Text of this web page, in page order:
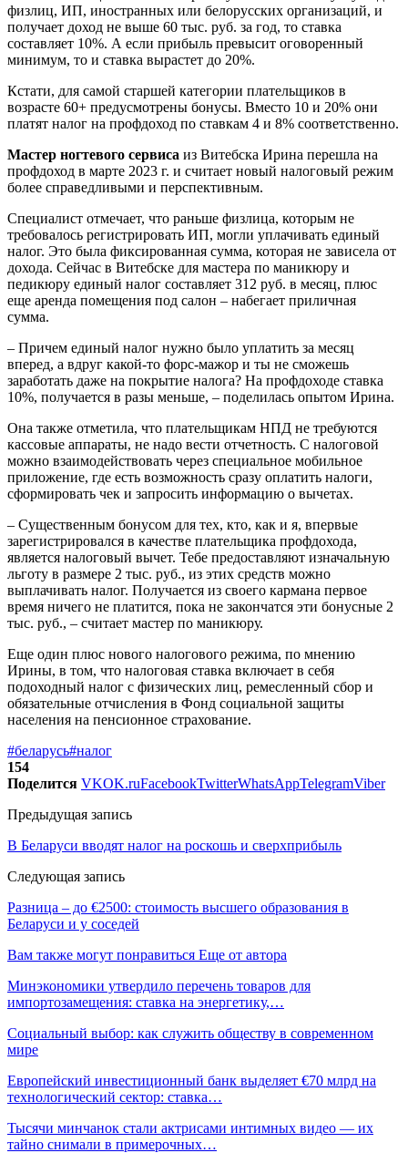
физлиц, ИП, иностранных или белорусских организаций, и
получает доход не выше 60 тыс. руб. за год, то ставка
составляет 10%. А если прибыль превысит оговоренный
минимум, то и ставка вырастет до 20%.
Кстати, для самой старшей категории плательщиков в
возрасте 60+ предусмотрены бонусы. Вместо 10 и 20% они
платят налог на профдоход по ставкам 4 и 8% соответственно.
Мастер ногтевого сервиса из Витебска Ирина перешла на
профдоход в марте 2023 г. и считает новый налоговый режим
более справедливыми и перспективным.
Специалист отмечает, что раньше физлица, которым не
требовалось регистрировать ИП, могли уплачивать единый
налог. Это была фиксированная сумма, которая не зависела от
дохода. Сейчас в Витебске для мастера по маникюру и
педикюру единый налог составляет 312 руб. в месяц, плюс
еще аренда помещения под салон – набегает приличная
сумма.
– Причем единый налог нужно было уплатить за месяц
вперед, а вдруг какой-то форс-мажор и ты не сможешь
заработать даже на покрытие налога? На профдоходе ставка
10%, получается в разы меньше, – поделилась опытом Ирина.
Она также отметила, что плательщикам НПД не требуются
кассовые аппараты, не надо вести отчетность. С налоговой
можно взаимодействовать через специальное мобильное
приложение, где есть возможность сразу оплатить налоги,
сформировать чек и запросить информацию о вычетах.
– Существенным бонусом для тех, кто, как и я, впервые
зарегистрировался в качестве плательщика профдохода,
является налоговый вычет. Тебе предоставляют изначальную
льготу в размере 2 тыс. руб., из этих средств можно
выплачивать налог. Получается из своего кармана первое
время ничего не платится, пока не закончатся эти бонусные 2
тыс. руб., – считает мастер по маникюру.
Еще один плюс нового налогового режима, по мнению
Ирины, в том, что налоговая ставка включает в себя
подоходный налог с физических лиц, ремесленный сбор и
обязательные отчисления в Фонд социальной защиты
населения на пенсионное страхование.
#беларусь#налог
154
Поделится VKOK.ruFacebookTwitterWhatsAppTelegramViber
Предыдущая запись
В Беларуси вводят налог на роскошь и сверхприбыль
Следующая запись
Разница – до €2500: стоимость высшего образования в
Беларуси и у соседей
Вам также могут понравиться Еще от автора
Минэкономики утвердило перечень товаров для
импортозамещения: ставка на энергетику,…
Социальный выбор: как служить обществу в современном
мире
Европейский инвестиционный банк выделяет €70 млрд на
технологический сектор: ставка…
Тысячи минчанок стали актрисами интимных видео — их
тайно снимали в примерочных…